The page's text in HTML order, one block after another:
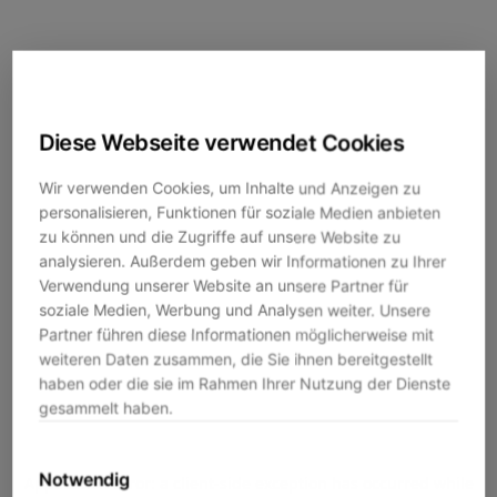
Diese Webseite verwendet Cookies
Wir verwenden Cookies, um Inhalte und Anzeigen zu
personalisieren, Funktionen für soziale Medien anbieten
zu können und die Zugriffe auf unsere Website zu
analysieren. Außerdem geben wir Informationen zu Ihrer
Verwendung unserer Website an unsere Partner für
soziale Medien, Werbung und Analysen weiter. Unsere
Partner führen diese Informationen möglicherweise mit
weiteren Daten zusammen, die Sie ihnen bereitgestellt
haben oder die sie im Rahmen Ihrer Nutzung der Dienste
gesammelt haben.
Notwendig
Application error: a